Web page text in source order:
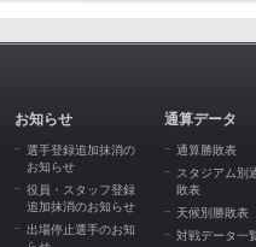
お知らせ
選手登録追加抹消の
お知らせ
役員・スタッフ登録
追加抹消のお知らせ
出場停止選手のお知
通算データ
通算勝敗表
スタジアム別
敗表
天候別勝敗表
対戦データ一